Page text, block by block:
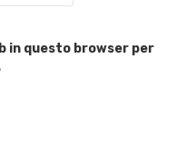
in questo browser per